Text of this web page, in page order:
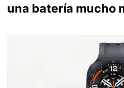
una batería mucho